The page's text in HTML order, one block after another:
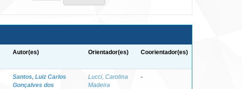
Autor(es) Orientador(es) Coorientador(es)
Santos, Luiz Carlos
Gonçalves dos
Lucci, Carolina
Madeira
-